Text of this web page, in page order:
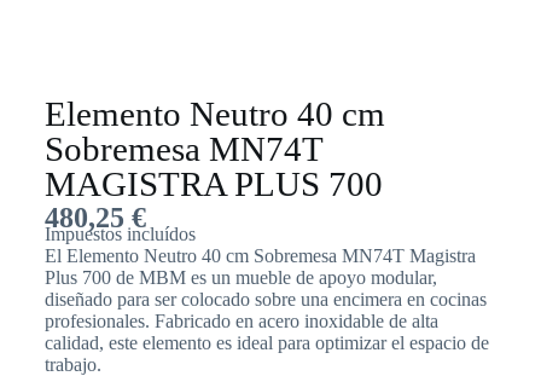
Elemento Neutro 40 cm
Sobremesa MN74T
MAGISTRA PLUS 700
480,25 €
Impuestos incluídos
El Elemento Neutro 40 cm Sobremesa MN74T Magistra
Plus 700 de MBM es un mueble de apoyo modular,
diseñado para ser colocado sobre una encimera en cocinas
profesionales. Fabricado en acero inoxidable de alta
calidad, este elemento es ideal para optimizar el espacio de
trabajo.